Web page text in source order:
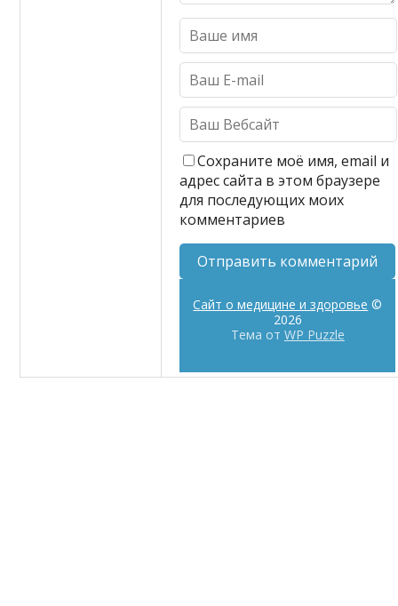
Сохраните моё имя, email и
адрес сайта в этом браузере
для последующих моих
комментариев
Сайт о медицине и здоровье ©
2026
Тема от WP Puzzle